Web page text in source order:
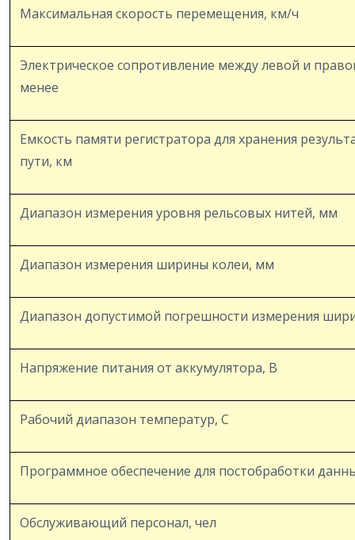
Максимальная скорость перемещения, км/ч
Электрическое сопротивление между левой и
менее
Емкость памяти регистратора для хранения
пути, км
Диапазон измерения уровня рельсовых нитей, мм
Диапазон измерения ширины колеи, мм
Диапазон допустимой погрешности измерения
Напряжение питания от аккумулятора, В
Рабочий диапазон температур, С
Программное обеспечение для постобработки
Обслуживающий персонал, чел